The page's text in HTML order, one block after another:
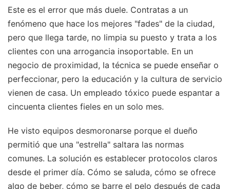
Este es el error que más duele. Contratas a un
fenómeno que hace los mejores "fades" de la ciudad,
pero que llega tarde, no limpia su puesto y trata a los
clientes con una arrogancia insoportable. En un
negocio de proximidad, la técnica se puede enseñar o
perfeccionar, pero la educación y la cultura de servicio
vienen de casa. Un empleado tóxico puede espantar a
cincuenta clientes fieles en un solo mes.
He visto equipos desmoronarse porque el dueño
permitió que una "estrella" saltara las normas
comunes. La solución es establecer protocolos claros
desde el primer día. Cómo se saluda, cómo se ofrece
algo de beber, cómo se barre el pelo después de cada